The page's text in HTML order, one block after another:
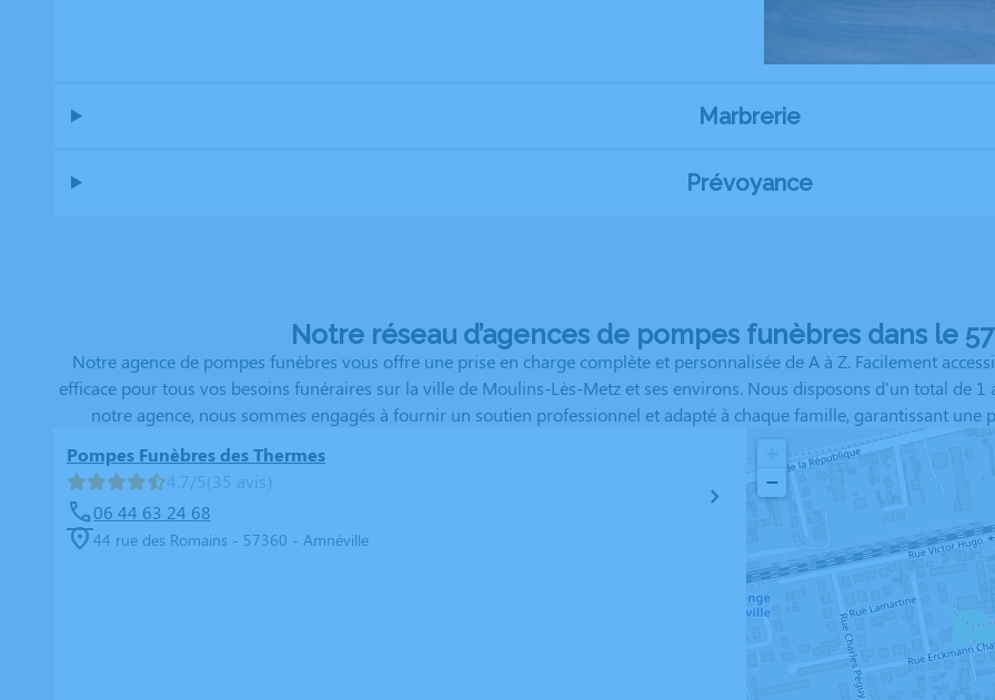
Marbrerie
Prévoyance
Notre réseau d’agences de pompes funèbres dans le
Notre agence de pompes funèbres vous offre une prise en charge complète et personnalisée de A à Z. Facilement
efficace pour tous vos besoins funéraires sur la ville de Moulins-Lès-Metz et ses environs. Nous disposons d'un total de
notre agence, nous sommes engagés à fournir un soutien professionnel et adapté à chaque famille, garantissant
Pompes Funèbres des Thermes
4.7/5(35 avis)
06 44 63 24 68
44 rue des Romains - 57360 - Amnéville
−